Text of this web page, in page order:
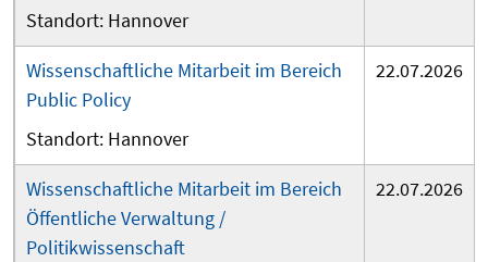
Hannover
Wissenschaftliche Mitarbeit im Bereich
Public Policy
Hannover
22.07.2026
Wissenschaftliche Mitarbeit im Bereich
Öffentliche Verwaltung /
Politikwissenschaft
22.07.2026